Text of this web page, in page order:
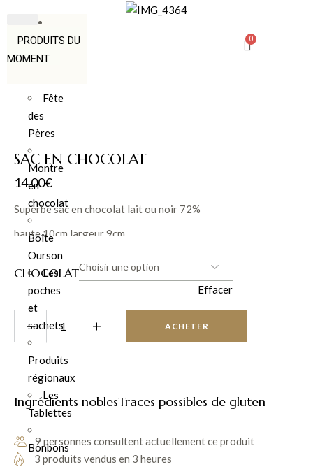
PRODUITS DU
MOMENT
Fête
des
Pères
Montre
en
chocolat
Boîte
Ourson
Les
poches
et
sachets
Produits
régionaux
Les
Tablettes
Bonbons
SAC EN CHOCOLAT
14.00€
Superbe sac en chocolat lait ou noir 72%
haute 10cm largeur 9cm
CHOCOLAT
Effacer
ACHETER
Ingrédients noblesTraces possibles de gluten
9 personnes consultent actuellement ce produit
3 produits vendus en 3 heures